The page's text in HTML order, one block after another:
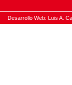
Desarrollo Web: Luis